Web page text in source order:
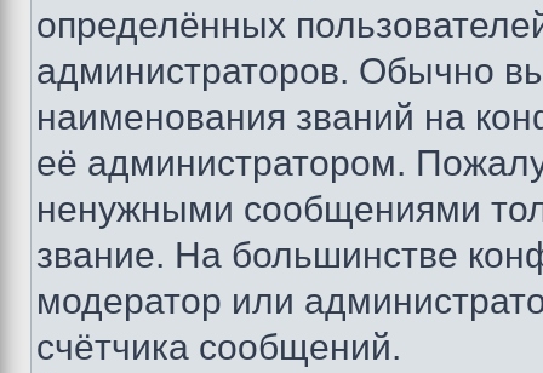
определённых
администраторов. Обычно
наименования званий на
её администратором.
ненужными сообщениями
звание. На большинстве
модератор или
счётчика сообщений.